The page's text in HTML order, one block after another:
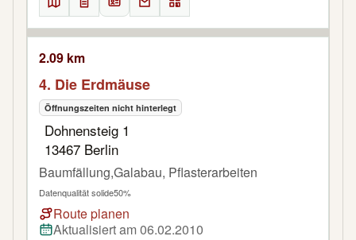
2.09 km
4. Die Erdmäuse
Öffnungszeiten nicht hinterlegt
Dohnensteig 1
13467 Berlin
Baumfällung,Galabau, Pflasterarbeiten
Datenqualität solide50%
Route planen
Aktualisiert am 06.02.2010